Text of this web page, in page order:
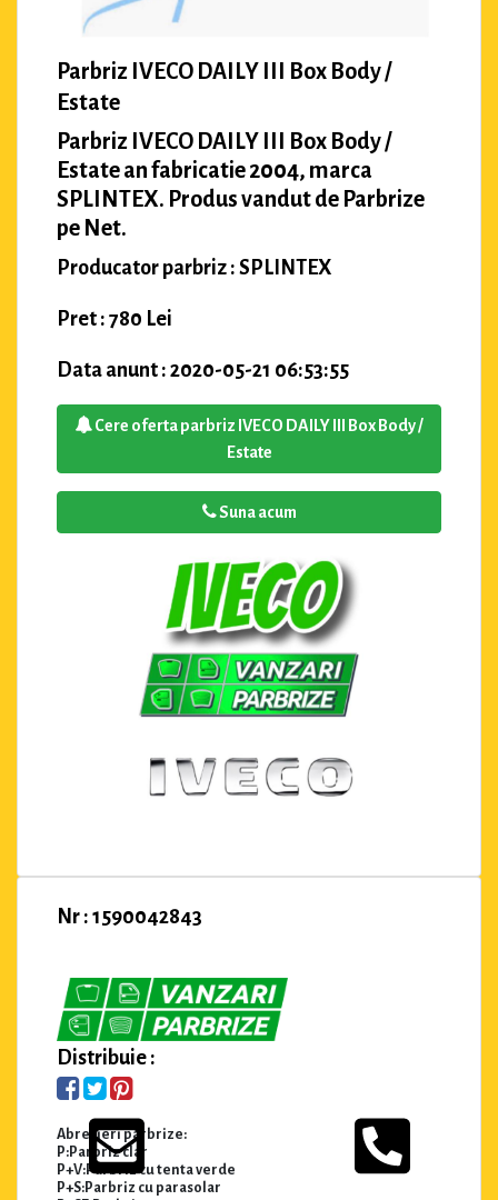
Parbriz IVECO DAILY III Box Body /
Estate
Parbriz IVECO DAILY III Box Body /
Estate an fabricatie 2004, marca
SPLINTEX. Produs vandut de Parbrize
pe Net.
Producator parbriz : SPLINTEX
Pret : 780 Lei
Data anunt : 2020-05-21 06:53:55
Cere oferta parbriz IVECO DAILY III Box Body /
Estate
Suna acum
Nr : 1590042843
Distribuie :
Abrevieri parbrize:
P:Parbriz clar
P+V:Parbriz cu tenta verde
P+S:Parbriz cu parasolar